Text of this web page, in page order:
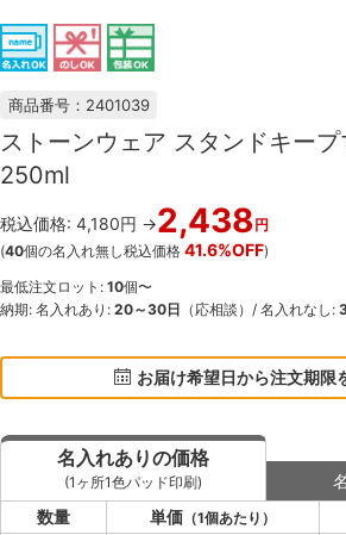
商品番号：2401039
ストーンウェア スタンドキー
250ml
税込価格: 4,180円 →2,438円
(40個の名入れ無し税込価格 41.6%OFF)
最低注文ロット: 10個〜
納期: 名入れあり: 20～30日 （応相談）/ 名入れなし:
お届け希望日から注文期限
名入れありの価格
(1ヶ所1色パッド印刷)
数量
単価 （1個あたり）